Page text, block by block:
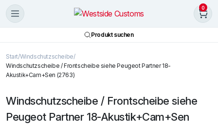
0
Produkt suchen
Start Windschutzscheibe
Windschutzscheibe / Frontscheibe siehe Peugeot Partner 18-
Akustik+Cam+Sen (2763)
Windschutzscheibe / Frontscheibe siehe
Peugeot Partner 18-Akustik+Cam+Sen